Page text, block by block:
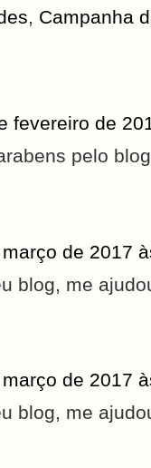
, Campanha
fevereiro de
pelo
de 2017
blog, me
de 2017
blog, me